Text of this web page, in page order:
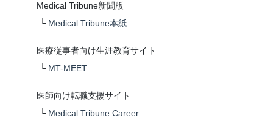
Medical Tribune新聞版
└ Medical Tribune本紙
医療従事者向け生涯教育サイト
└ MT-MEET
医師向け転職支援サイト
└ Medical Tribune Career